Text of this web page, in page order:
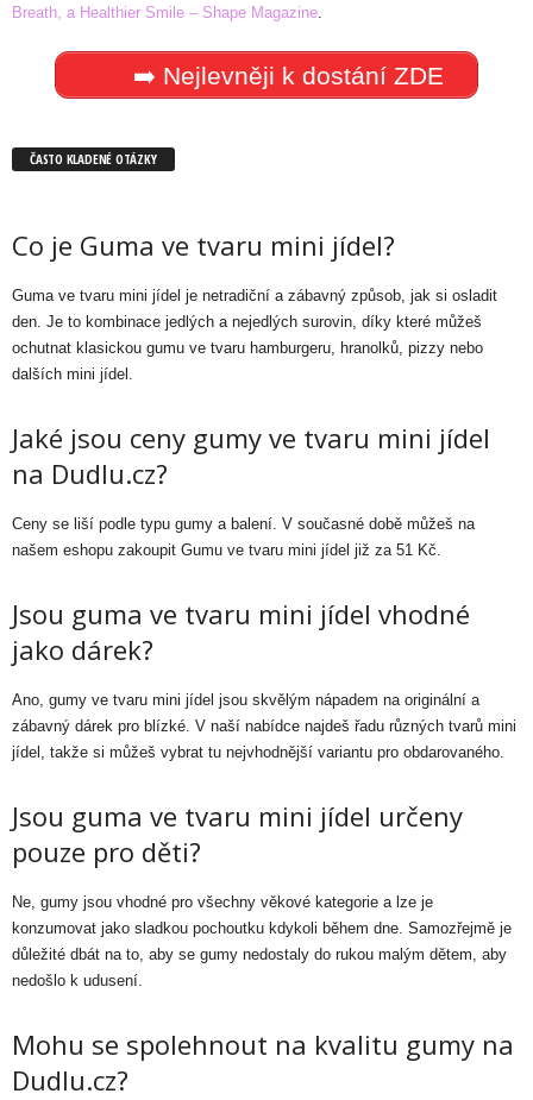
Breath, a Healthier Smile – Shape Magazine
➡️ Nejlevněji k dostání ZDE
ČASTO KLADENÉ OTÁZKY
Co je Guma ve tvaru mini jídel?
Guma ve tvaru mini jídel je netradiční a zábavný způsob, jak si osladit
den. Je to kombinace jedlých a nejedlých surovin, díky které můžeš
ochutnat klasickou gumu ve tvaru hamburgeru, hranolků, pizzy nebo
dalších mini jídel.
Jaké jsou ceny gumy ve tvaru mini jídel
na Dudlu.cz?
Ceny se liší podle typu gumy a balení. V současné době můžeš na
našem eshopu zakoupit Gumu ve tvaru mini jídel již za 51 Kč.
Jsou guma ve tvaru mini jídel vhodné
jako dárek?
Ano, gumy ve tvaru mini jídel jsou skvělým nápadem na originální a
zábavný dárek pro blízké. V naší nabídce najdeš řadu různých tvarů mini
jídel, takže si můžeš vybrat tu nejvhodnější variantu pro obdarovaného.
Jsou guma ve tvaru mini jídel určeny
pouze pro děti?
Ne, gumy jsou vhodné pro všechny věkové kategorie a lze je
konzumovat jako sladkou pochoutku kdykoli během dne. Samozřejmě je
důležité dbát na to, aby se gumy nedostaly do rukou malým dětem, aby
nedošlo k udusení.
Mohu se spolehnout na kvalitu gumy na
Dudlu.cz?